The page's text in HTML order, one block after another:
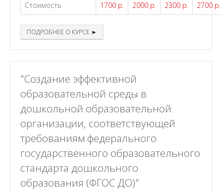
Стоимость
1700 р. 2000 р. 2300 р. 2700 р.
ПОДРОБНЕЕ О КУРСЕ ►
"Создание эффективной
образовательной среды в
дошкольной образовательной
организации, соответствующей
требованиям федерального
государственного образовательного
стандарта дошкольного
образования (ФГОС ДО)"